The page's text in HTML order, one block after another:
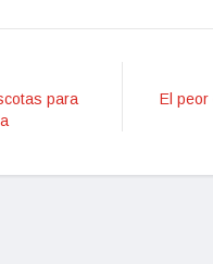
para
El peor